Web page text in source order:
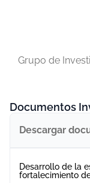
Grupo de
Documentos
Descargar
Desarrollo de la
fortalecimiento